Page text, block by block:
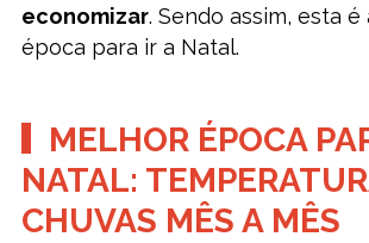
economizar. Sendo assim, esta
época para ir a Natal.
MELHOR ÉPOCA
NATAL:
CHUVAS MÊS A MÊS